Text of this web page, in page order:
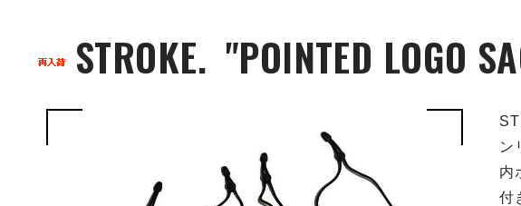
STROKE. "POINTED LOGO
ン
内
付